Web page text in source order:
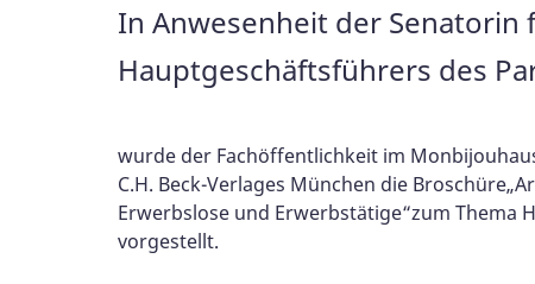
In Anwesenheit der Senatorin
Hauptgeschäftsführers des
wurde der Fachöffentlichkeit im
C.H. Beck-Verlages München die
Erwerbslose und Erwerbstätige“zum Thema
vorgestellt.